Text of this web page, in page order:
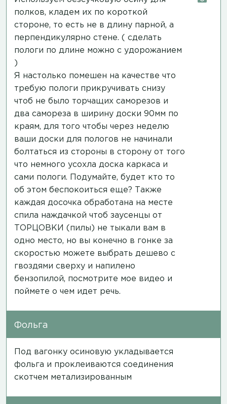
полков, кладем их по короткой
стороне, то есть не в длину парной, а
перпендикулярно стене. ( сделать
пологи по длине можно с удорожанием
)
Я настолько помешен на качестве что
требую пологи прикручивать снизу
чтоб не было торчащих саморезов и
два самореза в ширину доски 90мм по
краям, для того чтобы через неделю
ваши доски для пологов не начинали
болтаться из стороны в сторону от того
что немного усохла доска каркаса и
сами пологи. Подумайте, будет кто то
об этом беспокоиться еще? Также
каждая досочка обработана на месте
спила наждачкой чтоб заусенцы от
ТОРЦОВКИ (пилы) не тыкали вам в
одно место, но вы конечно в гонке за
скоростью можете выбрать дешево с
гвоздями сверху и напилено
бензопилой, посмотрите мое видео и
поймете о чем идет речь.
Фольга
Под вагонку осиновую укладывается
фольга и проклеиваются соединения
скотчем метализированным